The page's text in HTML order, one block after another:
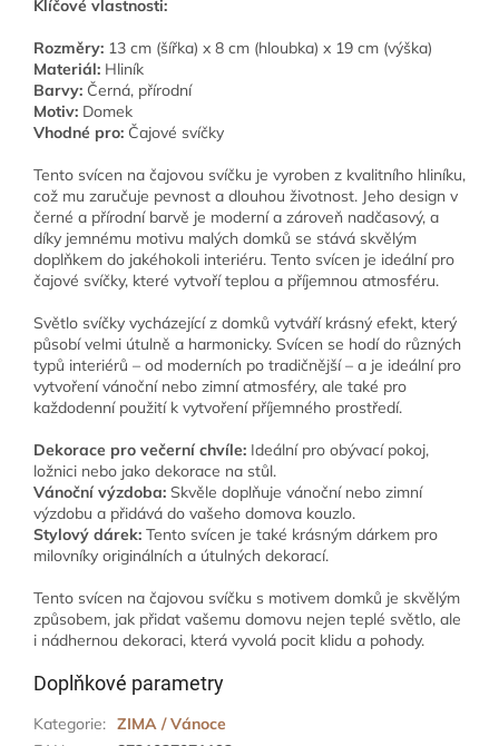
Klíčové vlastnosti:
Rozměry: 13 cm (šířka) x 8 cm (hloubka) x 19 cm (výška)
Materiál: Hliník
Barvy: Černá, přírodní
Motiv: Domek
Vhodné pro: Čajové svíčky
Tento svícen na čajovou svíčku je vyroben z kvalitního hliníku,
což mu zaručuje pevnost a dlouhou životnost. Jeho design v
černé a přírodní barvě je moderní a zároveň nadčasový, a
díky jemnému motivu malých domků se stává skvělým
doplňkem do jakéhokoli interiéru. Tento svícen je ideální pro
čajové svíčky, které vytvoří teplou a příjemnou atmosféru.
Světlo svíčky vycházející z domků vytváří krásný efekt, který
působí velmi útulně a harmonicky. Svícen se hodí do různých
typů interiérů – od moderních po tradičnější – a je ideální pro
vytvoření vánoční nebo zimní atmosféry, ale také pro
každodenní použití k vytvoření příjemného prostředí.
Dekorace pro večerní chvíle: Ideální pro obývací pokoj,
ložnici nebo jako dekorace na stůl.
Vánoční výzdoba: Skvěle doplňuje vánoční nebo zimní
výzdobu a přidává do vašeho domova kouzlo.
Stylový dárek: Tento svícen je také krásným dárkem pro
milovníky originálních a útulných dekorací.
Tento svícen na čajovou svíčku s motivem domků je skvělým
způsobem, jak přidat vašemu domovu nejen teplé světlo, ale
i nádhernou dekoraci, která vyvolá pocit klidu a pohody.
Doplňkové parametry
Kategorie: ZIMA / Vánoce